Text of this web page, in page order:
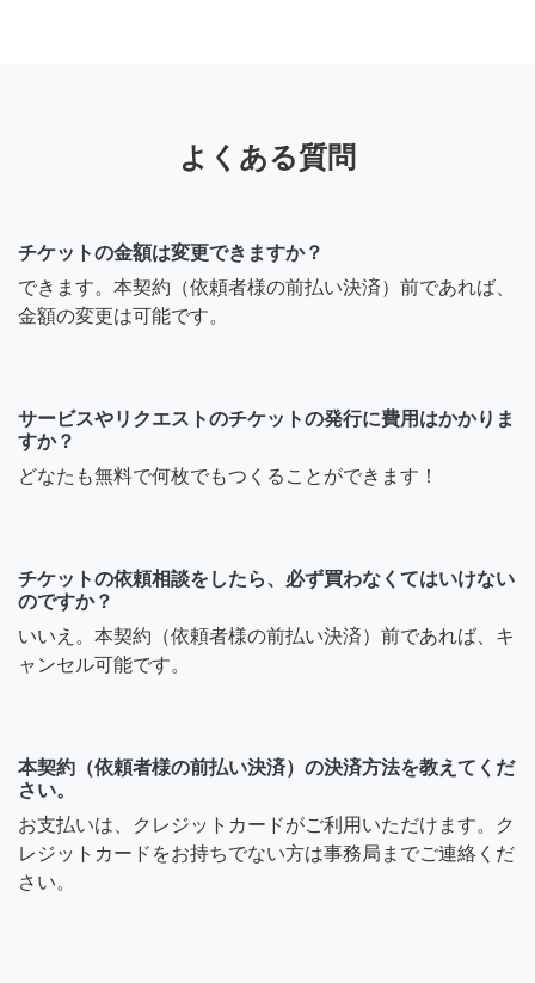
よくある質問
チケットの金額は変更できますか？
できます。本契約（依頼者様の前払い決済）前であれば、
金額の変更は可能です。
サービスやリクエストのチケットの発行に費用はかかりま
すか？
どなたも無料で何枚でもつくることができます！
チケットの依頼相談をしたら、必ず買わなくてはいけない
のですか？
いいえ。本契約（依頼者様の前払い決済）前であれば、キ
ャンセル可能です。
本契約（依頼者様の前払い決済）の決済方法を教えてくだ
さい。
お支払いは、クレジットカードがご利用いただけます。ク
レジットカードをお持ちでない方は事務局までご連絡くだ
さい。